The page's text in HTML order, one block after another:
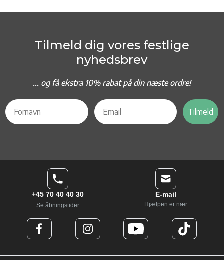
Tilmeld dig vores festlige
nyhedsbrev
... og få ekstra 10% rabat på din næste ordre!
Tilmeld
+45 70 40 40 30
Se åbningstider
E-mail
Hjælpen er nær